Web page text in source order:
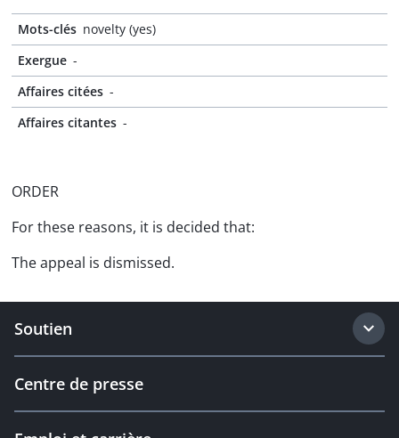
Mots-clés novelty (yes)
Exergue -
Affaires citées -
Affaires citantes -
ORDER
For these reasons, it is decided that:
The appeal is dismissed.
Soutien
Centre de presse